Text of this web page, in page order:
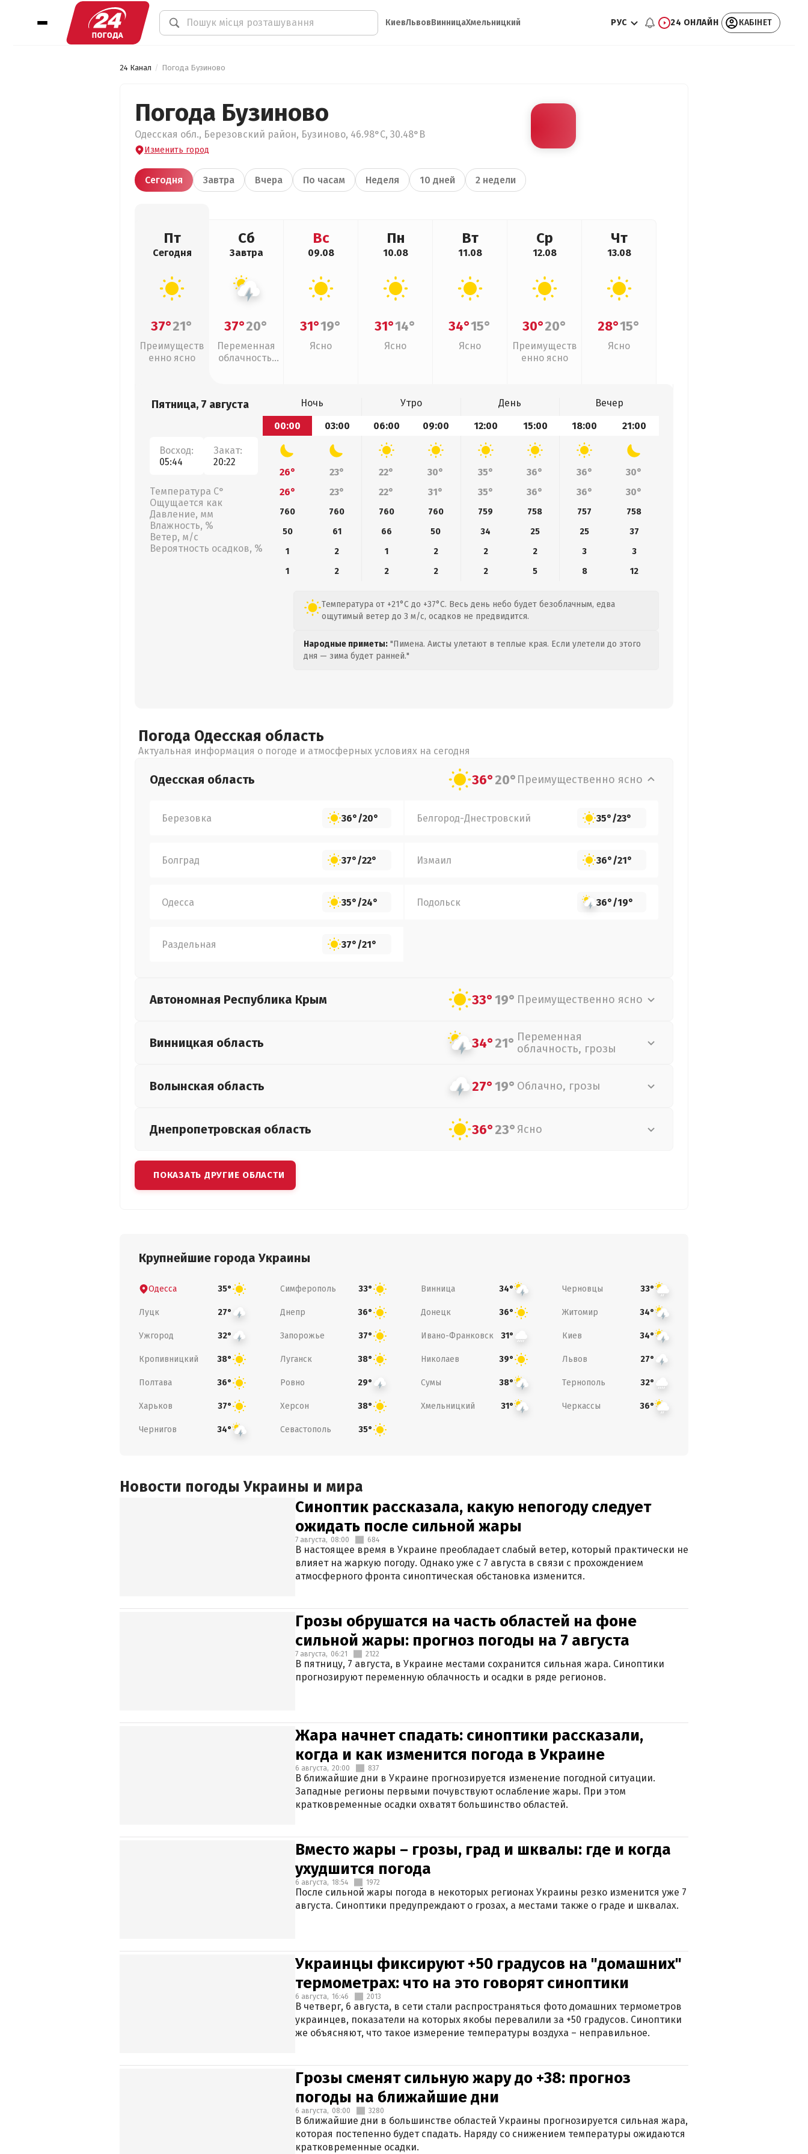
КиевЛьвовВинницаХмельницкий РУС 24 ОНЛАЙН КАБІНЕТ
24 Канал Погода Бузиново
Погода Бузиново
Одесская обл., Березовский район, Бузиново, 46.98°С, 30.48°В
Изменить город
Сегодня Завтра Вчера По часам Неделя 10 дней 2 недели
Пт
Сегодня
37°21°
Преимуществ
енно ясно
Сб
Завтра
37°20°
Переменная
облачность,
Вс
09.08
31°19°
Ясно
Пн
10.08
31°14°
Ясно
Вт
11.08
34°15°
Ясно
Ср
12.08
30°20°
Преимуществ
енно ясно
Чт
13.08
28°15°
Ясно
Пятница, 7 августа
Восход:
05:44
Закат:
20:22
Температура С°
Ощущается как
Давление, мм
Влажность, %
Ветер, м/с
Вероятность осадков, %
Ночь Утро День
Вечер
00:00
03:00 06:00 09:00 12:00 15:00 18:00 21:00
26° 23° 22° 30° 35° 36° 36°
30°
26°
23° 22° 31° 35° 36° 36° 30°
760 760 760 760 759 758 757
758
50
61 66 50 34 25 25
37
1
2 1 2 2 2 3
3
1
2 2 2 2 5 8 12
Температура от +21°C до +37°C. Весь день небо будет безоблачным, едва
ощутимый ветер до 3 м/с, осадков не предвидится.
Народные приметы: "Пимена. Аисты улетают в теплые края. Если улетели до этого
дня — зима будет ранней."
Погода Одесская область
Актуальная информация о погоде и атмосферных условиях на сегодня
Одесская область 36°20° Преимущественно ясно
Березовка 36°/20° Белгород-Днестровский 35°/23°
Болград 37°/22° Измаил 36°/21°
Одесса 35°/24° Подольск 36°/19°
Раздельная 37°/21°
Автономная Республика Крым 33°19° Преимущественно ясно
Винницкая область 34°21° Переменная
облачность, грозы
Волынская область 27°19° Облачно, грозы
Днепропетровская область 36°23° Ясно
ПОКАЗАТЬ ДРУГИЕ ОБЛАСТИ
Крупнейшие города Украины
Одесса 35° Симферополь 33° Винница 34° Черновцы 33°
Луцк 27° Днепр 36° Донецк 36° Житомир 34°
Ужгород 32° Запорожье 37° Ивано-Франковск 31° Киев 34°
Кропивницкий 38° Луганск 38° Николаев 39° Львов 27°
Полтава 36° Ровно 29° Сумы 38° Тернополь 32°
Харьков 37° Херсон 38° Хмельницкий 31° Черкассы 36°
Чернигов 34° Севастополь 35°
Новости погоды Украины и мира
Синоптик рассказала, какую непогоду следует
ожидать после сильной жары
7 августа, 08:00 684
В настоящее время в Украине преобладает слабый ветер, который практически не
влияет на жаркую погоду. Однако уже с 7 августа в связи с прохождением
атмосферного фронта синоптическая обстановка изменится.
Грозы обрушатся на часть областей на фоне
сильной жары: прогноз погоды на 7 августа
7 августа, 06:21 2122
В пятницу, 7 августа, в Украине местами сохранится сильная жара. Синоптики
прогнозируют переменную облачность и осадки в ряде регионов.
Жара начнет спадать: синоптики рассказали,
когда и как изменится погода в Украине
6 августа, 20:00 837
В ближайшие дни в Украине прогнозируется изменение погодной ситуации.
Западные регионы первыми почувствуют ослабление жары. При этом
кратковременные осадки охватят большинство областей.
Вместо жары – грозы, град и шквалы: где и когда
ухудшится погода
6 августа, 18:54 1972
После сильной жары погода в некоторых регионах Украины резко изменится уже 7
августа. Синоптики предупреждают о грозах, а местами также о граде и шквалах.
Украинцы фиксируют +50 градусов на "домашних"
термометрах: что на это говорят синоптики
6 августа, 16:46 2013
В четверг, 6 августа, в сети стали распространяться фото домашних термометров
украинцев, показатели на которых якобы перевалили за +50 градусов. Синоптики
же объясняют, что такое измерение температуры воздуха – неправильное.
Грозы сменят сильную жару до +38: прогноз
погоды на ближайшие дни
6 августа, 08:00 3280
В ближайшие дни в большинстве областей Украины прогнозируется сильная жара,
которая постепенно будет спадать. Наряду со снижением температуры ожидаются
кратковременные осадки.